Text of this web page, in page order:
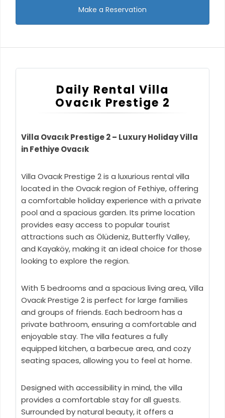
Make a Reservation
Daily Rental Villa
Ovacık Prestige 2
Villa Ovacık Prestige 2 – Luxury Holiday Villa
in Fethiye Ovacık
Villa Ovacık Prestige 2 is a luxurious rental villa
located in the Ovacık region of Fethiye, offering
a comfortable holiday experience with a private
pool and a spacious garden. Its prime location
provides easy access to popular tourist
attractions such as Ölüdeniz, Butterfly Valley,
and Kayaköy, making it an ideal choice for those
looking to explore the region.
With 5 bedrooms and a spacious living area, Villa
Ovacık Prestige 2 is perfect for large families
and groups of friends. Each bedroom has a
private bathroom, ensuring a comfortable and
enjoyable stay. The villa features a fully
equipped kitchen, a barbecue area, and cozy
seating spaces, allowing you to feel at home.
Designed with accessibility in mind, the villa
provides a comfortable stay for all guests.
Surrounded by natural beauty, it offers a